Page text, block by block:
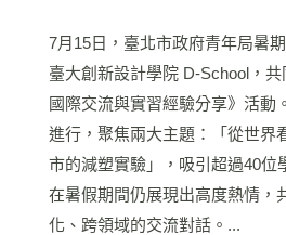
7月15日，臺北市政府青年局暑
臺大創新設計學院 D-School，共
國際交流與實習經驗分享》活動
進行，聚焦兩大主題：「從世界
市的減塑實驗」，吸引超過40位
在暑假期間仍展現出高度熱情，
化、跨領域的交流對話。...